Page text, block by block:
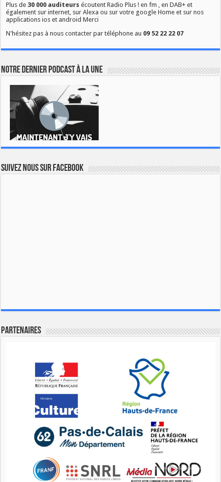
Plus de30 000 auditeurs écoutent Radio Plus ! en fm , en DAB+ et
également sur internet, sur Alexa ou sur votre google Home et sur nos
applications ios et android Merci
N'hésitez pas à nous contacter par téléphone au 09 52 22 22 07
Notre dernier podcast à la une
Suivez nous sur Facebook
Partenaires